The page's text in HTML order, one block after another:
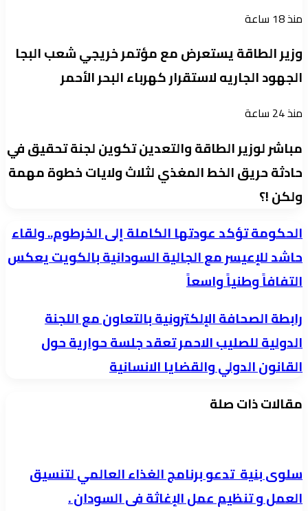
منذ 18 ساعة
وزير الطاقة يستعرض مع مؤتمر خريجي شعب البجا
الجهود الجاريه لاستقرار كهرباء البحر الأحمر
منذ 24 ساعة
مباشر لوزير الطاقة والتعدين تكوين لجنة تحقيق في
حادثة حريق الخط المغذي لثلاث ولايات خطوة مهمة
ولكن !؟
الحكومة
تؤكد
عودتها
الكاملة
إلى
الخرطوم..
ولقاء
حاشد
للإعيسر
بالكويت
يعكس
الحكومة تؤكد عودتها الكاملة إلى الخرطوم.. ولقاء
حاشد للإعيسر مع الجالية السودانية بالكويت يعكس
التفافاً وطنياً واسعاً
رابطة
الصحافة
الإلكترونية
بالتعاون
مع
الاحمر
تعقد
رابطة الصحافة الإلكترونية بالتعاون مع اللجنة
الدولية للصليب الاحمر تعقد جلسة حوارية حول
القانون الدولي والقضايا الانسانية
مقالات ذات صلة
سلوى بنية تدعو برنامج الغذاء العالمي لتنسيق
العمل و تنظيم عمل الإغاثة فى السودان .